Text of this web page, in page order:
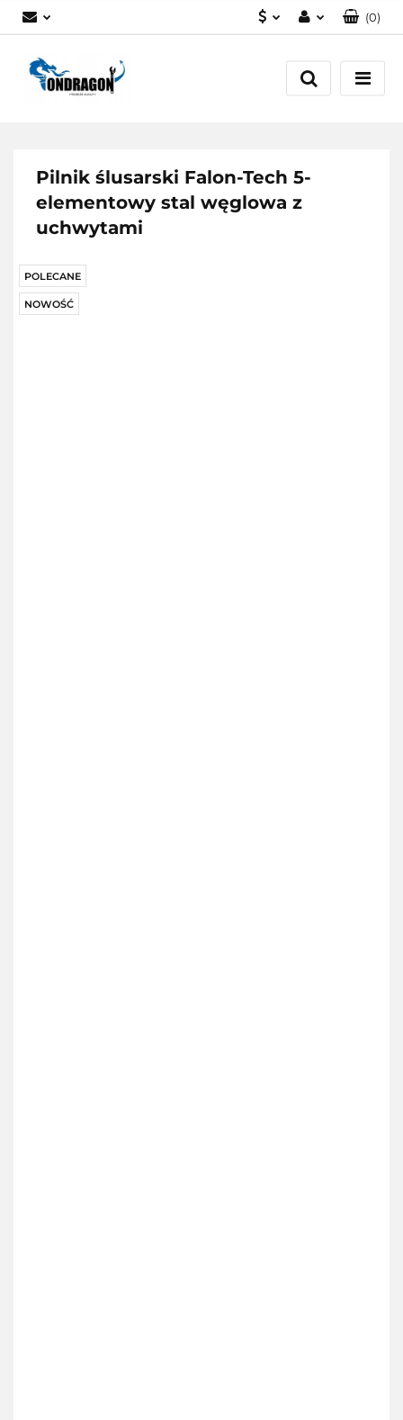
Zaloguj się
Załóż konto
(0)
Pilnik ślusarski Falon-Tech 5-
elementowy stal węglowa z
uchwytami
POLECANE
NOWOŚĆ